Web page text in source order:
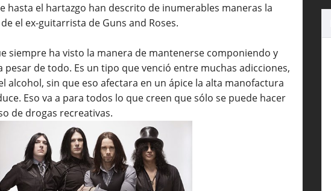
hasta el hartazgo han descrito de inumerables maneras la
el ex-guitarrista de Guns and Roses.
siempre ha visto la manera de mantenerse componiendo y
de todo. Es un tipo que venció entre muchas adicciones,
alcohol, sin que eso afectara en un ápice la alta manofactura
Eso va a para todos lo que creen que sólo se puede hacer
de drogas recreativas.